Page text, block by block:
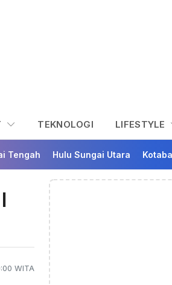
TEKNOLOGI LIFESTYLE
Tengah Hulu Sungai Utara
WITA